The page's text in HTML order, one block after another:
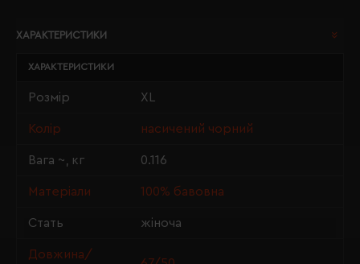
ХАРАКТЕРИСТИКИ
ХАРАКТЕРИСТИКИ
Розмір XL
Колір насичений чорний
Вага ~, кг 0.116
Матеріали 100% бавовна
Стать жіноча
Довжина/